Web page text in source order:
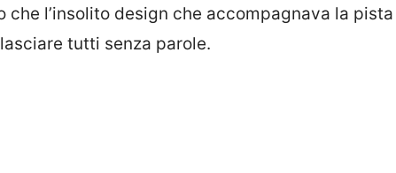
che l’insolito design che accompagnava la pista
tutti senza parole.